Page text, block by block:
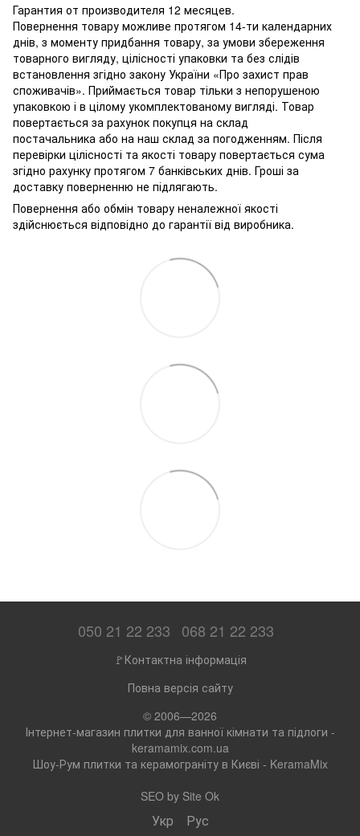
Гарантия от производителя 12 месяцев.
Повернення товару можливе протягом 14-ти календарних
днів, з моменту придбання товару, за умови збереження
товарного вигляду, цілісності упаковки та без слідів
встановлення згідно закону України «Про захист прав
споживачів». Приймається товар тільки з непорушеною
упаковкою і в цілому укомплектованому вигляді. Товар
повертається за рахунок покупця на склад
постачальника або на наш склад за погодженням. Після
перевірки цілісності та якості товару повертається сума
згідно рахунку протягом 7 банківських днів. Гроші за
доставку поверненню не підлягають.
Повернення або обмін товару неналежної якості
здійснюється відповідно до гарантії від виробника.
050 21 22 233 068 21 22 233
🚩Контактна інформація
Повна версія сайту
© 2006—2026
Інтернет-магазин плитки для ванної кімнати та підлоги -
keramamix.com.ua
Шоу-Рум плитки та керамограніту в Києві - KeramaMix
SEO by Site Ok
Укр Рус